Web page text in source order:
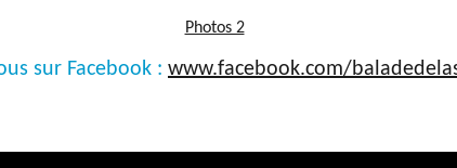
Photos 2
sur Facebook : www.facebook.com/